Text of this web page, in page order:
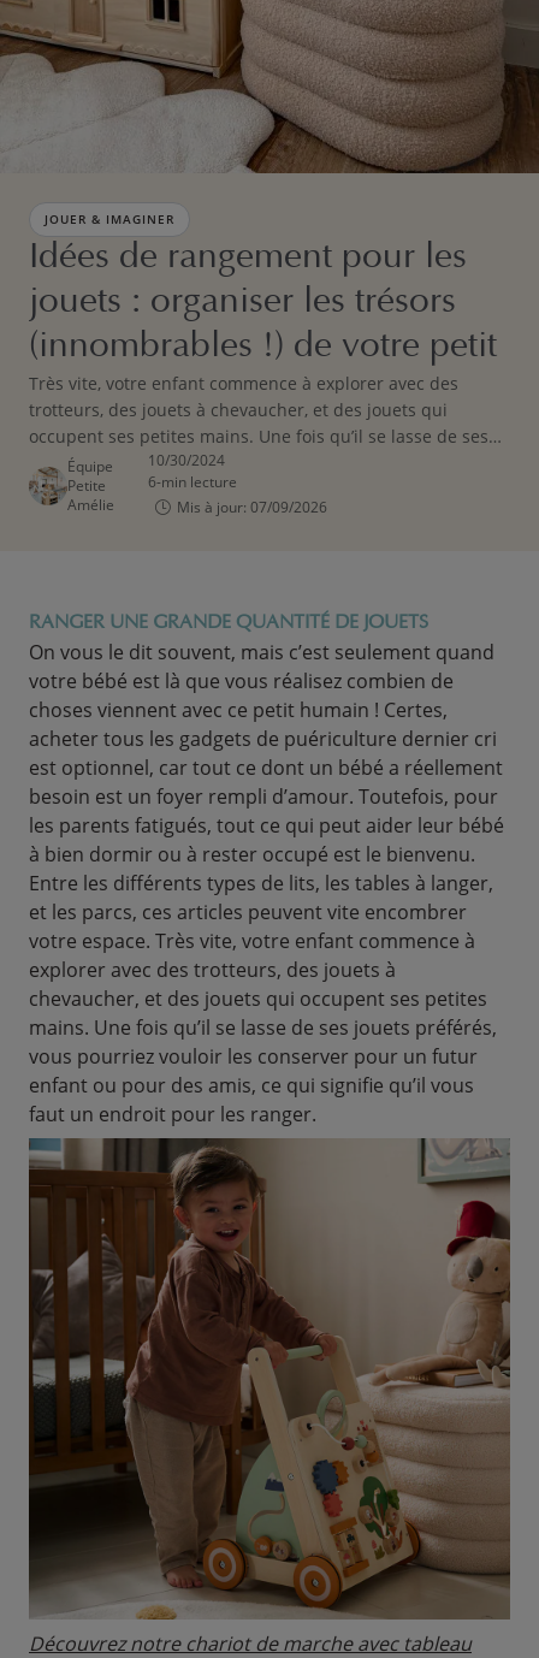
JOUER & IMAGINER
Idées de rangement pour les
jouets : organiser les trésors
(innombrables !) de votre petit
Très vite, votre enfant commence à explorer avec des
trotteurs, des jouets à chevaucher, et des jouets qui
occupent ses petites mains. Une fois qu’il se lasse de ses
jouets préférés, vous pourriez vouloir les conserver pour
un futur enfant ou pour des amis, ce qui signifie qu’il vous
faut un endroit pour les ranger.
Équipe
Petite
Amélie
10/30/2024
6-min lecture
Mis à jour: 07/09/2026
RANGER UNE GRANDE QUANTITÉ DE JOUETS
On vous le dit souvent, mais c’est seulement quand
votre bébé est là que vous réalisez combien de
choses viennent avec ce petit humain ! Certes,
acheter tous les gadgets de puériculture dernier cri
est optionnel, car tout ce dont un bébé a réellement
besoin est un foyer rempli d’amour. Toutefois, pour
les parents fatigués, tout ce qui peut aider leur bébé
à bien dormir ou à rester occupé est le bienvenu.
Entre les différents types de lits, les tables à langer,
et les parcs, ces articles peuvent vite encombrer
votre espace. Très vite, votre enfant commence à
explorer avec des trotteurs, des jouets à
chevaucher, et des jouets qui occupent ses petites
mains. Une fois qu’il se lasse de ses jouets préférés,
vous pourriez vouloir les conserver pour un futur
enfant ou pour des amis, ce qui signifie qu’il vous
faut un endroit pour les ranger.
Découvrez notre chariot de marche avec tableau